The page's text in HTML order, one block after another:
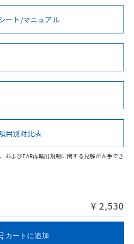
用いただく前に、以下を必ずお読
凡例
Cd Cr(VI)
する可能性があります。
式承認
ウェー
BV型式承認
（フランス
KR型式
（韓国
No No
製品の規格認証/適合状況ページへ
ちらのページからご検索ください
ート/マニュアル
目別対比表
およびEAR再輸出規制に関する見解が入手でき
¥ 2,530
カートに追加